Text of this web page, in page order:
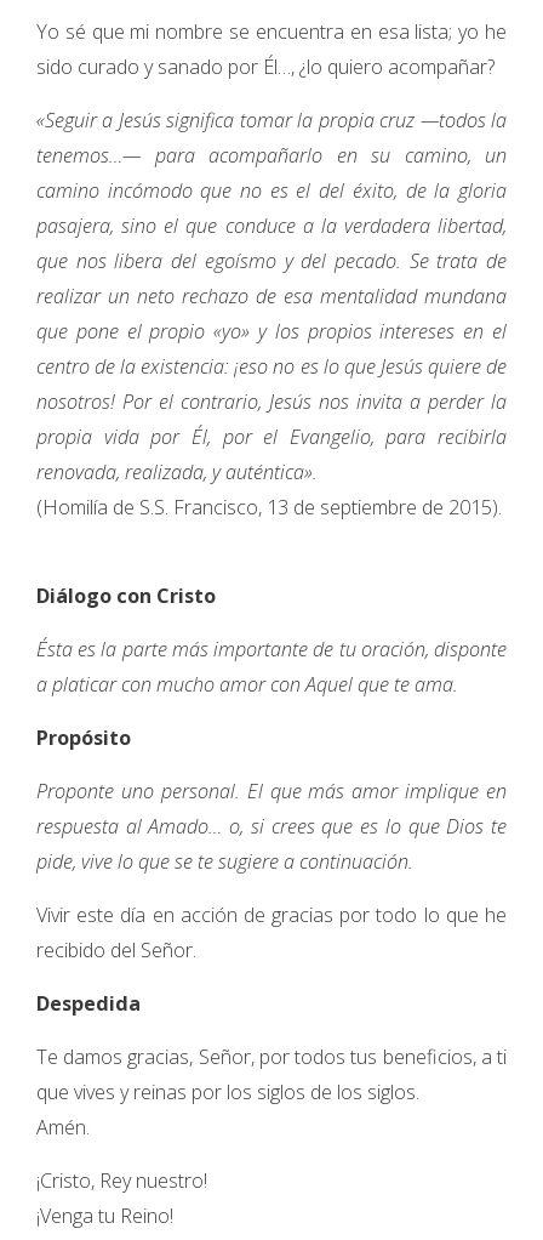
Yo sé que mi nombre se encuentra en esa lista; yo he
sido curado y sanado por Él…, ¿lo quiero acompañar?
«Seguir a Jesús significa tomar la propia cruz —todos la
tenemos…— para acompañarlo en su camino, un
camino incómodo que no es el del éxito, de la gloria
pasajera, sino el que conduce a la verdadera libertad,
que nos libera del egoísmo y del pecado. Se trata de
realizar un neto rechazo de esa mentalidad mundana
que pone el propio «yo» y los propios intereses en el
centro de la existencia: ¡eso no es lo que Jesús quiere de
nosotros! Por el contrario, Jesús nos invita a perder la
propia vida por Él, por el Evangelio, para recibirla
renovada, realizada, y auténtica».
(Homilía de S.S. Francisco, 13 de septiembre de 2015).
Diálogo con Cristo
Ésta es la parte más importante de tu oración, disponte
a platicar con mucho amor con Aquel que te ama.
Propósito
Proponte uno personal. El que más amor implique en
respuesta al Amado… o, si crees que es lo que Dios te
pide, vive lo que se te sugiere a continuación.
Vivir este día en acción de gracias por todo lo que he
recibido del Señor.
Despedida
Te damos gracias, Señor, por todos tus beneficios, a ti
que vives y reinas por los siglos de los siglos.
Amén.
¡Cristo, Rey nuestro!
¡Venga tu Reino!